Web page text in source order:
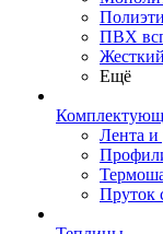
ПВХ
Ещё
Лента и
Пруток